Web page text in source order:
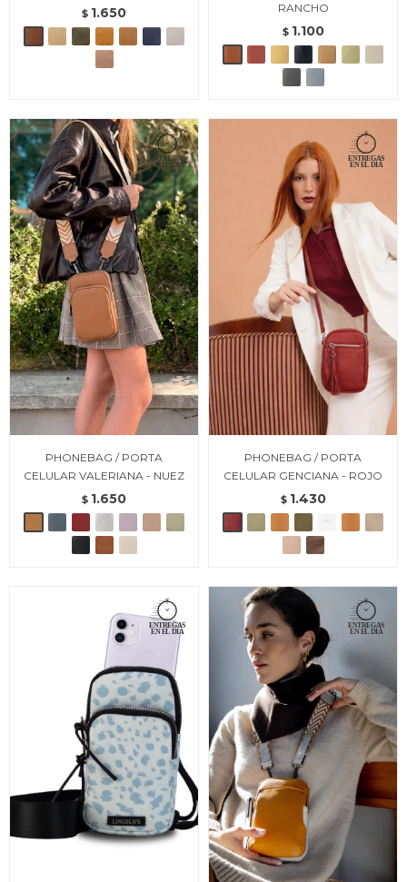
$ 1.650
RANCHO
$ 1.100
PHONEBAG / PORTA
CELULAR VALERIANA - NUEZ
$ 1.650
PHONEBAG / PORTA
CELULAR GENCIANA - ROJO
$ 1.430